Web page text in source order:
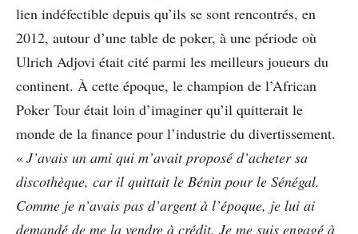
lien indéfectible depuis qu’ils se sont rencontrés, en
2012, autour d’une table de poker, à une période où
Ulrich Adjovi était cité parmi les meilleurs joueurs du
continent. À cette époque, le champion de l’African
Poker Tour était loin d’imaginer qu’il quitterait le
monde de la finance pour l’industrie du divertissement.
«J’avais un ami qui m’avait proposé d’acheter sa
discothèque, car il quittait le Bénin pour le Sénégal.
Comme je n’avais pas d’argent à l’époque, je lui ai
demandé de me la vendre à crédit. Je me suis engagé à